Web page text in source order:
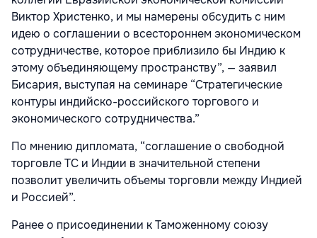
Виктор Христенко, и мы намерены обсудить с ним
идею о соглашении о всестороннем экономическом
сотрудничестве, которое приблизило бы Индию к
этому объединяющему пространству”, — заявил
Бисария, выступая на семинаре “Стратегические
контуры индийско-российского торгового и
экономического сотрудничества.”
По мнению дипломата, “соглашение о свободной
торговле ТС и Индии в значительной степени
позволит увеличить объемы торговли между Индией
и Россией”.
Ранее о присоединении к Таможенному союзу